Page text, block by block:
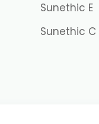
Sunethic E
Sunethic C